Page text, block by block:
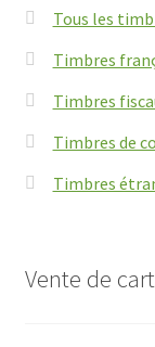
Tous les
Timbres
Timbres
Timbres de
Timbres
Vente de